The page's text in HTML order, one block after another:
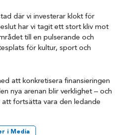
där vi investerar klokt för
har vi tagit ett stort kliv mot
till en pulserande och
för kultur, sport och
att konkretisera finansieringen
nya arenan blir verklighet – och
att fortsätta vara den ledande
i Media